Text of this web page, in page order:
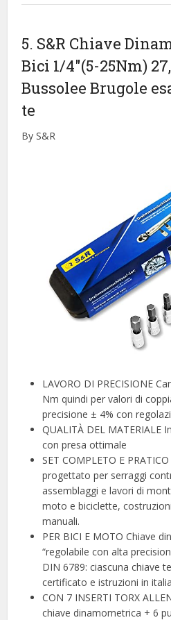
5. S&R Chiave
Bici 1/4″(5-25Nm)
Bussolee Brugole
te
By S&R
LAVORO DI PRECISIONE
Nm quindi per valori di
precisione ± 4% con
QUALITÀ DEL MATERIALE
con presa ottimale
SET COMPLETO E
progettato per serraggi
assemblaggi e lavori di
moto e biciclette,
manuali.
PER BICI E MOTO Chiave
“regolabile con alta
DIN 6789: ciascuna chiave
certificato e istruzioni in
CON 7 INSERTI TORX
chiave dinamometrica + 6